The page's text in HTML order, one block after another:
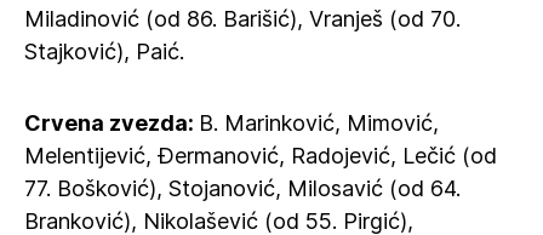
Miladinović (od 86. Barišić), Vranješ (od 70.
Stajković), Paić.
Crvena zvezda: B. Marinković, Mimović,
Melentijević, Đermanović, Radojević, Lečić (od
77. Bošković), Stojanović, Milosavić (od 64.
Branković), Nikolašević (od 55. Pirgić),